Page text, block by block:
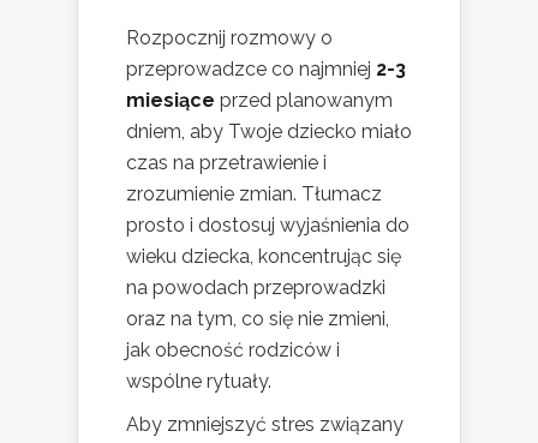
Rozpocznij rozmowy o
przeprowadzce co najmniej 2-3
miesiące przed planowanym
dniem, aby Twoje dziecko miało
czas na przetrawienie i
zrozumienie zmian. Tłumacz
prosto i dostosuj wyjaśnienia do
wieku dziecka, koncentrując się
na powodach przeprowadzki
oraz na tym, co się nie zmieni,
jak obecność rodziców i
wspólne rytuały.
Aby zmniejszyć stres związany